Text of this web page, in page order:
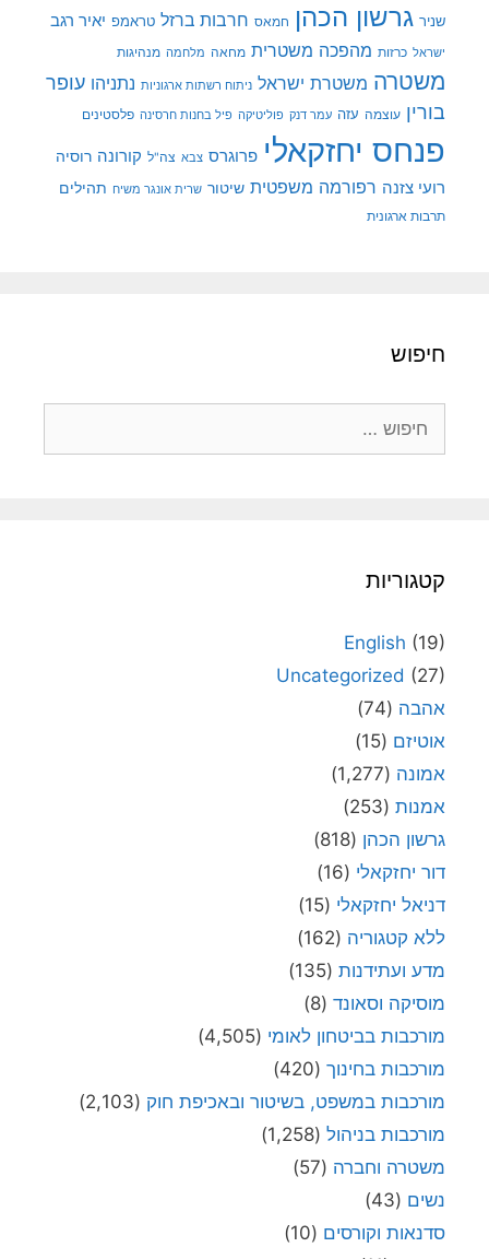
שניר גרשון הכהן חמאס חרבות ברזל טראמפ יאיר רגב
ישראל כרזות מהפכה משטרית מחאה מלחמה מנהיגות
משטרה משטרת ישראל ניתוח רשתות ארגוניות נתניהו עופר
בורין עוצמה עזה עמר דנק פוליטיקה פיל בחנות חרסינה פלסטינים
פנחס יחזקאלי פרוגרס צבא צה"ל קורונה רוסיה
רועי צזנה רפורמה משפטית שיטור שרית אונגר משיח תהילים
תרבות ארגונית
חיפוש
קטגוריות
English (19)
Uncategorized (27)
אהבה (74)
אוטיזם (15)
אמונה (1,277)
אמנות (253)
גרשון הכהן (818)
דור יחזקאלי (16)
דניאל יחזקאלי (15)
ללא קטגוריה (162)
מדע ועתידנות (135)
מוסיקה וסאונד (8)
מורכבות בביטחון לאומי (4,505)
מורכבות בחינוך (420)
מורכבות במשפט, בשיטור ובאכיפת חוק (2,103)
מורכבות בניהול (1,258)
משטרה וחברה (57)
נשים (43)
סדנאות וקורסים (10)